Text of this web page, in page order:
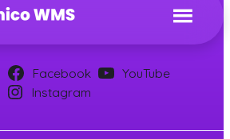
Facebook
YouTube
Instagram